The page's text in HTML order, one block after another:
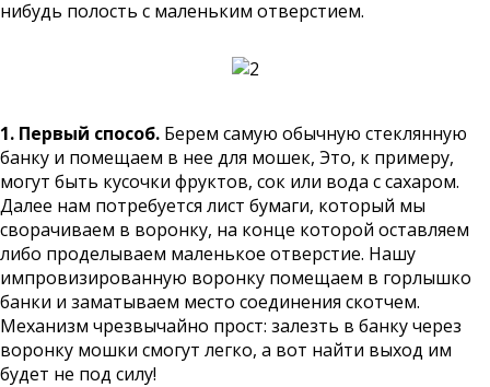
нибудь полость с маленьким отверстием.
1. Первый способ. Берем самую обычную стеклянную
банку и помещаем в нее для мошек, Это, к примеру,
могут быть кусочки фруктов, сок или вода с сахаром.
Далее нам потребуется лист бумаги, который мы
сворачиваем в воронку, на конце которой оставляем
либо проделываем маленькое отверстие. Нашу
импровизированную воронку помещаем в горлышко
банки и заматываем место соединения скотчем.
Механизм чрезвычайно прост: залезть в банку через
воронку мошки смогут легко, а вот найти выход им
будет не под силу!